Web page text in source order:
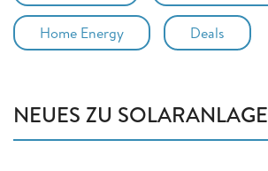
Home Energy Deals
NEUES ZU SOLARANLAGE